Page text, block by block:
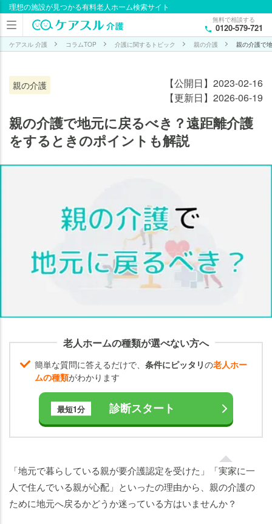
理想の施設が見つかる有料老人ホーム検索サイト
無料で相談する
0120-579-721
ケアスル 介護 コラムTOP 介護に関するトピック 親の介護 親の介護で
親の介護
【公開日】2023-02-16
【更新日】2026-06-19
親の介護で地元に戻るべき？遠距離介護
をするときのポイントも解説
老人ホームの種類が選べない方へ
簡単な質問に答えるだけで、 条件にピッタリの老人ホー
ムの種類がわかります
最短1分 診断スタート
「地元で暮らしている親が要介護認定を受けた」「実家に一
人で住んでいる親が心配」といったの理由から、親の介護の
ために地元へ戻るかどうか迷っている方はいませんか？
目次
親
の
護
で
元
に
戻
る
介
護
元
戻
る
メ
リ
ト
介
護
で